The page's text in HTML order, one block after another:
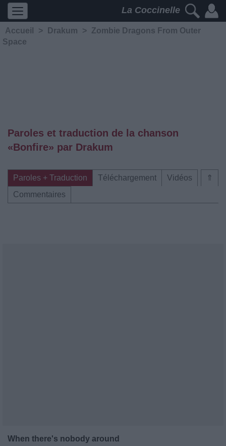
La Coccinelle
Accueil > Drakum >
Zombie Dragons From Outer
Space
Paroles et traduction de la chanson
«Bonfire» par Drakum
⇑
Paroles + Traduction Téléchargement
Vidéos
Commentaires
When there's nobody around